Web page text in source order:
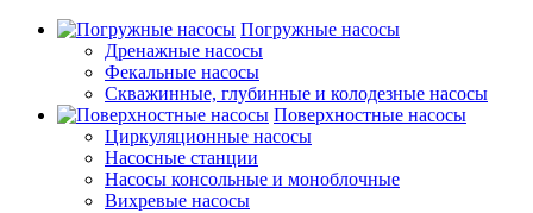
Погружные насосы
Дренажные насосы
Фекальные насосы
Скважинные, глубинные и колодезные насосы
Поверхностные насосы
Циркуляционные насосы
Насосные станции
Насосы консольные и моноблочные
Вихревые насосы